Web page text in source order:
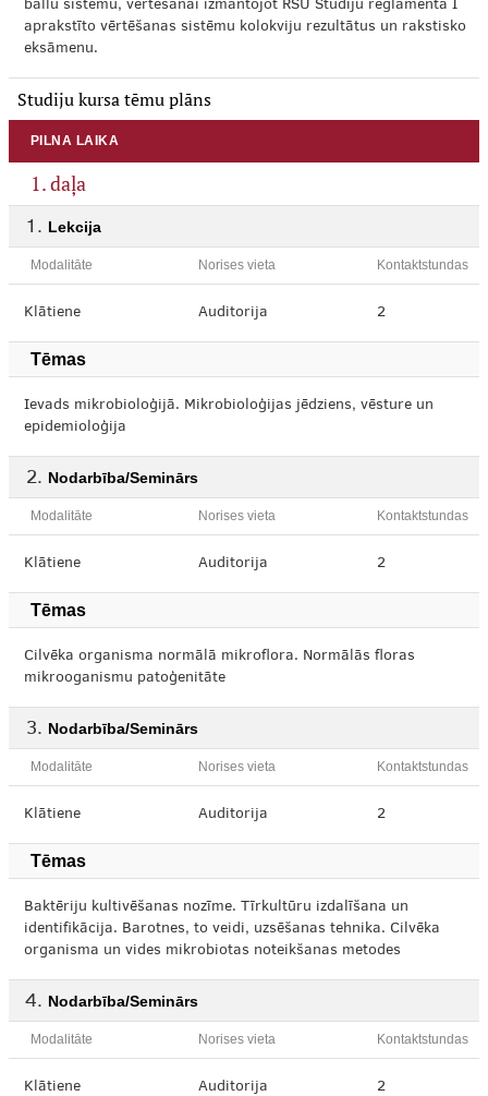
ballu sistēmu, vērtēšanai izmantojot RSU Studiju reglamentā I
aprakstīto vērtēšanas sistēmu kolokviju rezultātus un rakstisko
eksāmenu.
Studiju kursa tēmu plāns
PILNA LAIKA
1. daļa
Lekcija
Modalitāte Norises vieta Kontaktstundas
Klātiene Auditorija 2
Tēmas
Ievads mikrobioloģijā. Mikrobioloģijas jēdziens, vēsture un
epidemioloģija
Nodarbība/Seminārs
Modalitāte Norises vieta Kontaktstundas
Klātiene Auditorija 2
Tēmas
Cilvēka organisma normālā mikroflora. Normālās floras
mikrooganismu patoģenitāte
Nodarbība/Seminārs
Modalitāte Norises vieta Kontaktstundas
Klātiene Auditorija 2
Tēmas
Baktēriju kultivēšanas nozīme. Tīrkultūru izdalīšana un
identifikācija. Barotnes, to veidi, uzsēšanas tehnika. Cilvēka
organisma un vides mikrobiotas noteikšanas metodes
Nodarbība/Seminārs
Modalitāte Norises vieta Kontaktstundas
Klātiene Auditorija 2